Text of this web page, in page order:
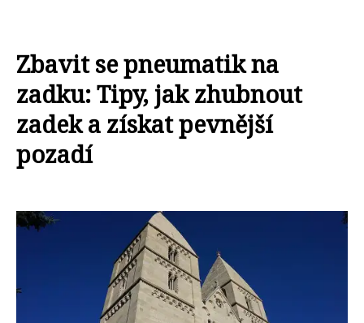
Zbavit se pneumatik na
zadku: Tipy, jak zhubnout
zadek a získat pevnější
pozadí